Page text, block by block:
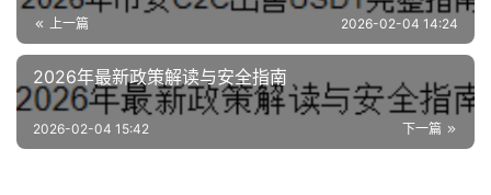
上一篇 2026-02-04 14:24
2026年最新政策解读与安全指南
下一篇
2026-02-04 15:42